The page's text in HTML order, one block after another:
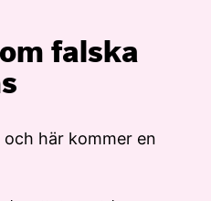
falska
här kommer en